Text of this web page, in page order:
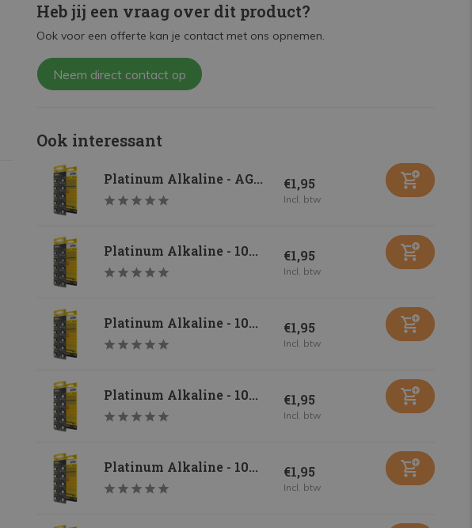
Heb jij een vraag over dit product?
Ook voor een offerte kan je contact met ons opnemen.
Neem direct contact op
Ook interessant
Platinum Alkaline - AG... €1,95
Incl. btw
Platinum Alkaline - 10... €1,95
Incl. btw
Platinum Alkaline - 10... €1,95
Incl. btw
Platinum Alkaline - 10... €1,95
Incl. btw
Platinum Alkaline - 10... €1,95
Incl. btw